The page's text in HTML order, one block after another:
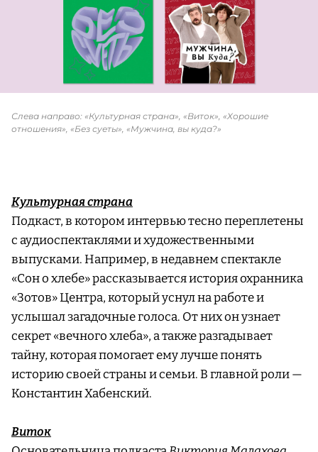
Слева направо: «Культурная страна», «Виток», «Хорошие
отношения», «Без суеты», «Мужчина, вы куда?»
Культурная страна
Подкаст, в котором интервью тесно переплетены
с аудиоспектаклями и художественными
выпусками. Например, в недавнем спектакле
«Сон о хлебе» рассказывается история охранника
«Зотов» Центра, который уснул на работе и
услышал загадочные голоса. От них он узнает
секрет «вечного хлеба», а также разгадывает
тайну, которая помогает ему лучше понять
историю своей страны и семьи. В главной роли —
Константин Хабенский.
Виток